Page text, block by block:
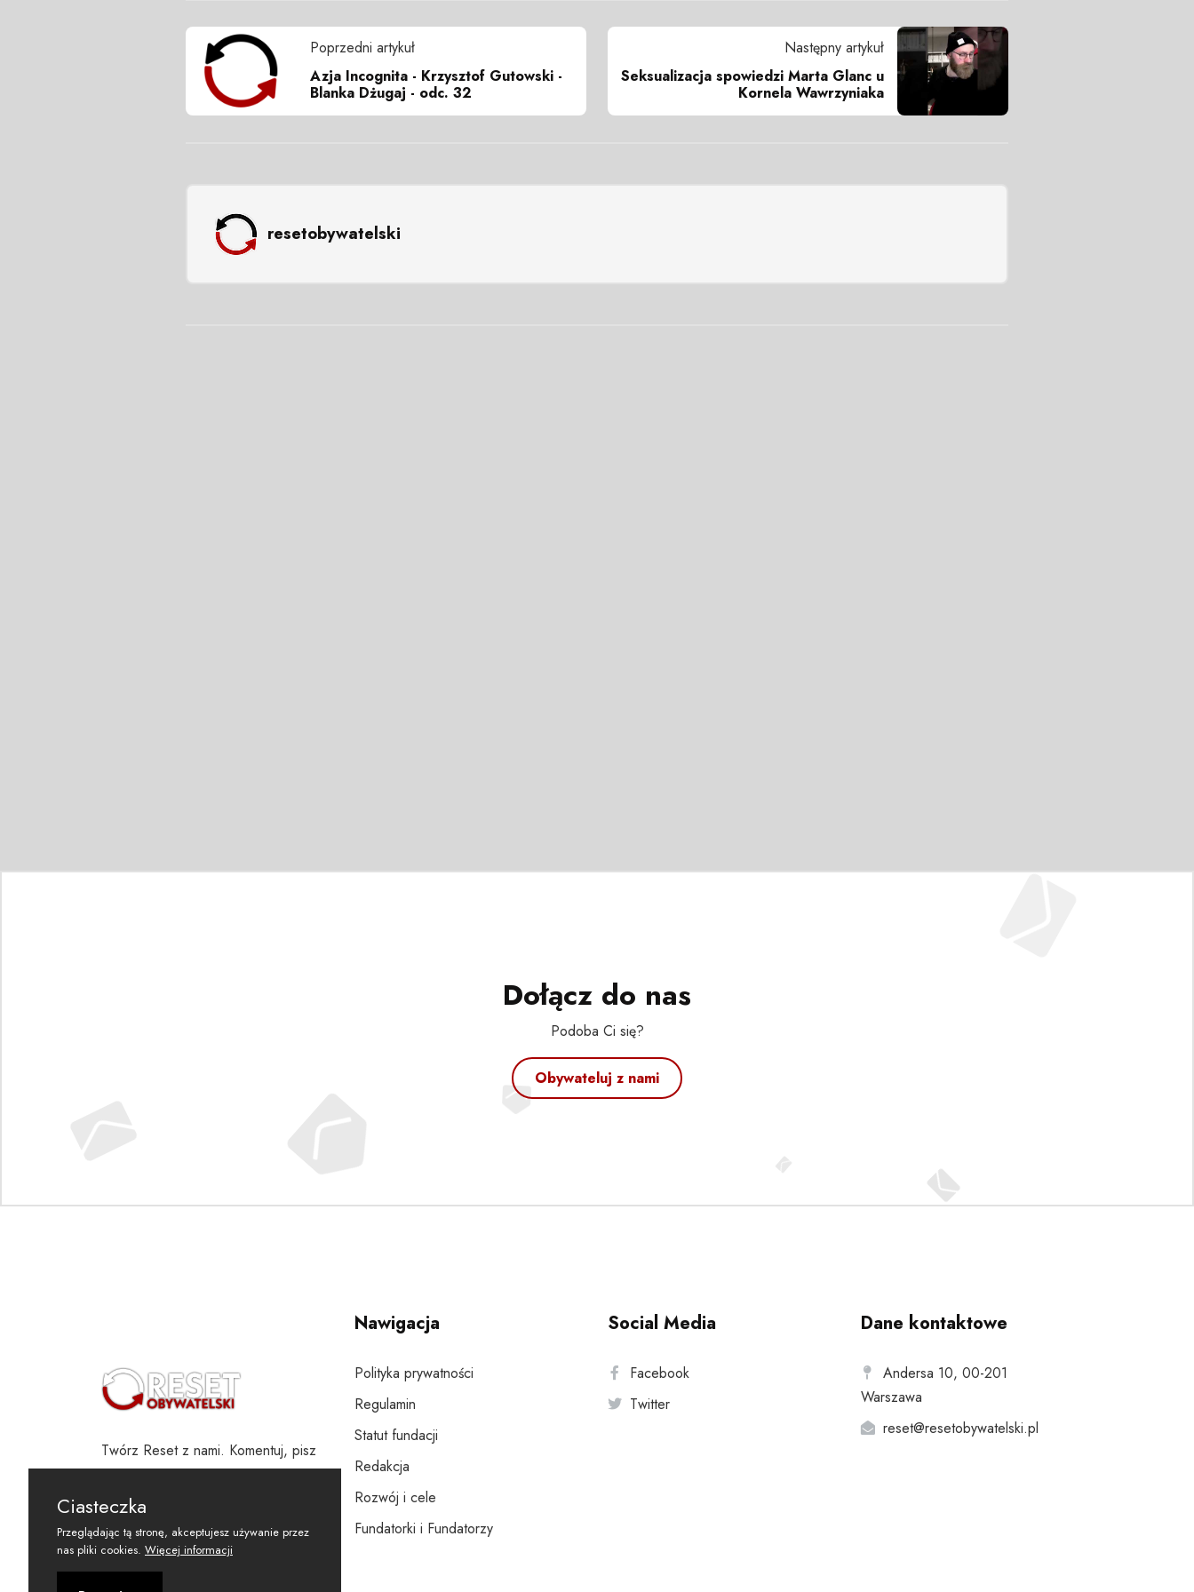
Poprzedni artykuł
Azja Incognita - Krzysztof Gutowski -
Blanka Dżugaj - odc. 32
Następny artykuł
Seksualizacja spowiedzi Marta Glanc u
Kornela Wawrzyniaka
resetobywatelski
Dołącz do nas
Podoba Ci się?
Obywateluj z nami
Twórz Reset z nami. Komentuj, pisz
i wspieraj
Nawigacja
Polityka prywatności
Regulamin
Statut fundacji
Redakcja
Rozwój i cele
Fundatorki i Fundatorzy
Social Media
Facebook
Twitter
Dane kontaktowe
Andersa 10, 00-201
Warszawa
reset@resetobywatelski.pl
Ciasteczka
Przeglądając tą stronę, akceptujesz używanie przez
nas pliki cookies. Więcej informacji